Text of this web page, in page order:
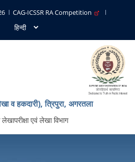
CAG-ICSSR RA Competition
व हकदारी), त्रिपुरा, अगरतला
लेखापरीक्षा एवं लेखा विभाग